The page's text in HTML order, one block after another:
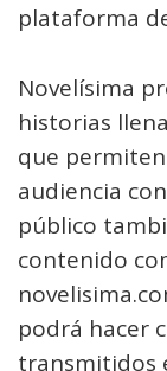
plataforma
Novelísima
historias
que
audiencia
público
contenido
podrá hacer
transmitidos